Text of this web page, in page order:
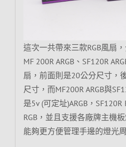
這次一共帶來三款RGB風扇，
MF 200R ARGB、SF120R
扇，前面則是20公分尺寸，
尺寸，而MF200R ARGB與
是5v (可定址)ARGB，
RGB，並且支援各廠牌主機
能夠更方便管理手邊的燈光